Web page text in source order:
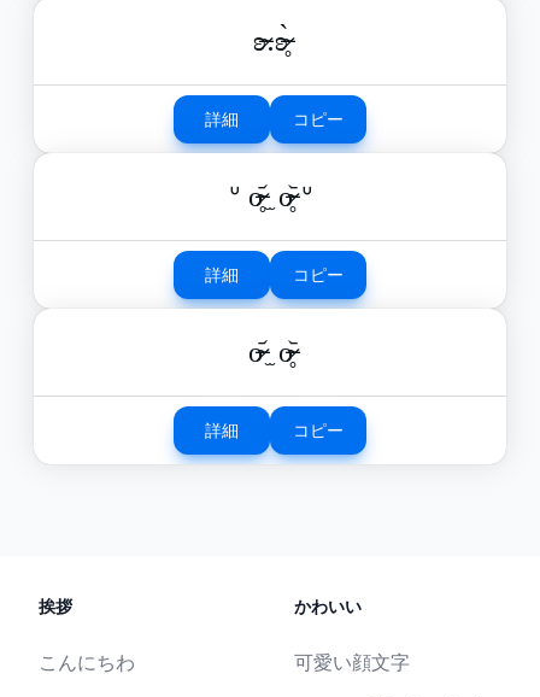
ʚ̴̶̷.ʚ̴̶̷̥̀
詳細 コピー
ᐡ o̴̶̷̥᷄ ̫ o̴̶̷̥᷅ ᐡ
詳細 コピー
o̴̶̷᷄ ̫ o̴̶̷̥᷅
詳細 コピー
挨拶
こんにちわ
かわいい
可愛い顔文字